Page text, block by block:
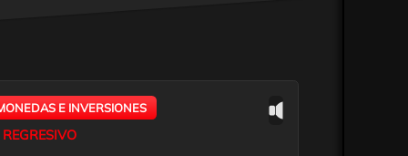
E INVERSIONES